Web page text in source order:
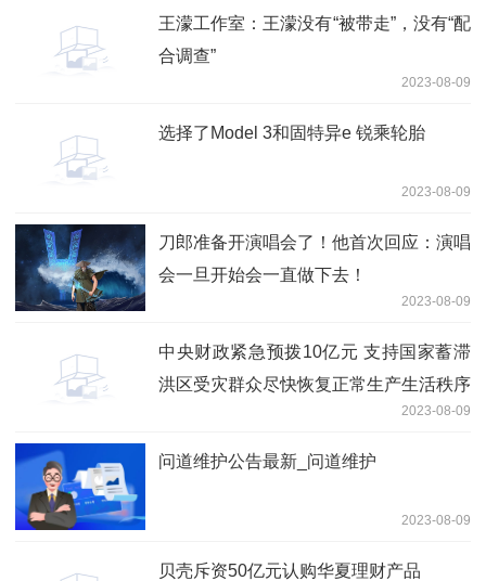
王濛工作室：王濛没有“被带走”，没有“配
合调查”
2023-08-09
选择了Model 3和固特异e 锐乘轮胎
2023-08-09
刀郎准备开演唱会了！他首次回应：演唱
会一旦开始会一直做下去！
2023-08-09
中央财政紧急预拨10亿元 支持国家蓄滞
洪区受灾群众尽快恢复正常生产生活秩序
2023-08-09
问道维护公告最新_问道维护
2023-08-09
贝壳斥资50亿元认购华夏理财产品